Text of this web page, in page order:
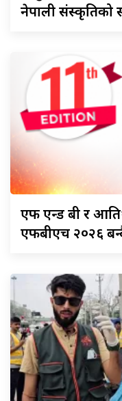
नेपाली संस्कृतिको
एफएन्ड बी र
एफबीएच २०२६